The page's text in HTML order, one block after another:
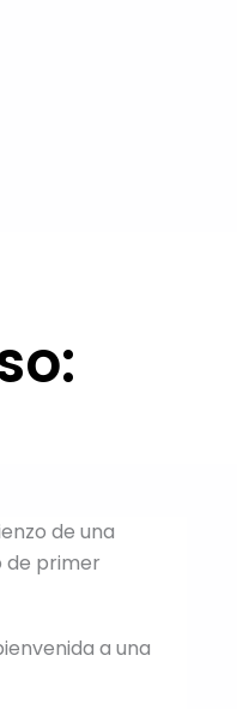
de una
de primer
a una